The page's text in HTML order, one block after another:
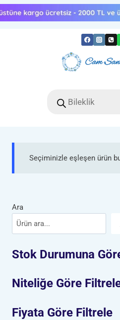
Skip
to
search
Seçiminizle eşleşen ürün
Ara
Stok Durumuna
Niteliğe Göre
Fiyata Göre Filtrele